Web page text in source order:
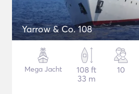
Yarrow & Co. 108
Mega Jacht
108 ft
33 m
10